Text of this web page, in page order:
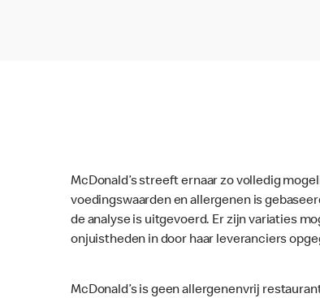
McDonald’s streeft ernaar zo volledig
voedingswaarden en allergenen is
de analyse is uitgevoerd. Er zijn variaties
onjuistheden in door haar leveranciers
McDonald’s is geen allergenenvrij